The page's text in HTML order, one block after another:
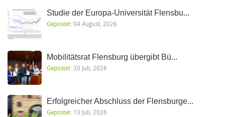
Studie der Europa-Universität Flensbu...
Gepostet:04 August, 2026
Mobilitätsrat Flensburg übergibt Bü...
Gepostet: 20 Juli, 2026
Erfolgreicher Abschluss der Flensburge...
Gepostet: 13 Juli, 2026